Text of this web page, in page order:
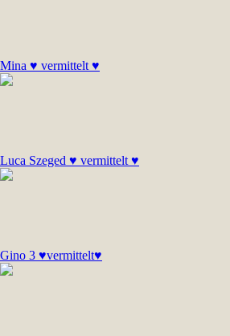
Mina ♥ vermittelt ♥
Luca Szeged ♥ vermittelt ♥
Gino 3 ♥vermittelt♥